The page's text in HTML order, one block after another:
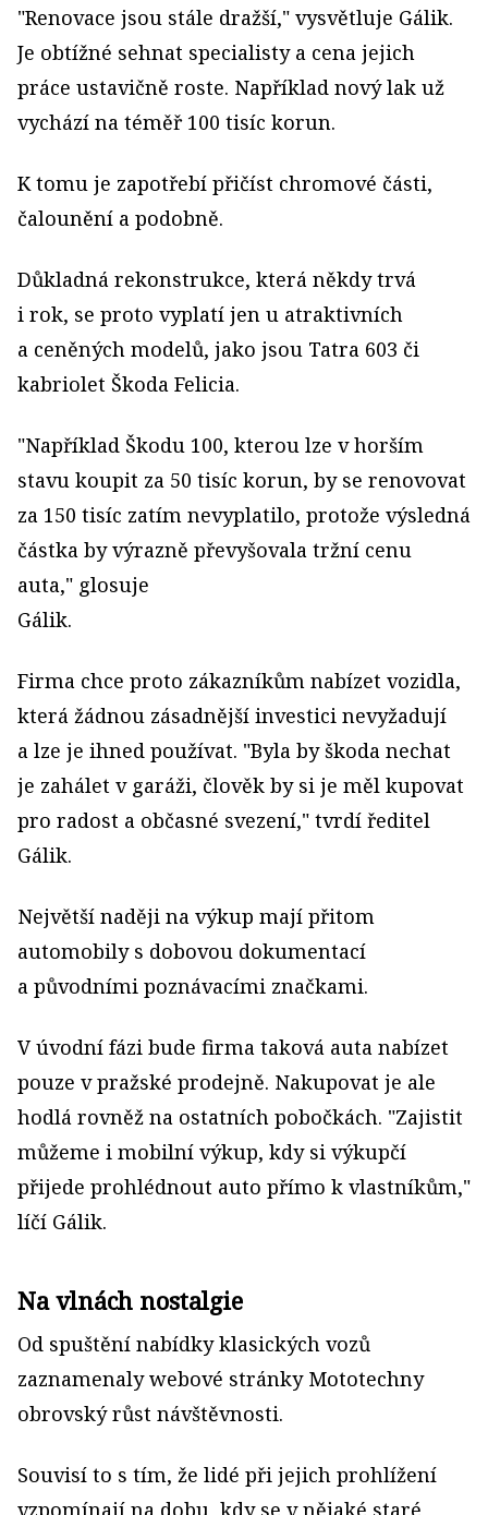
"Renovace jsou stále dražší," vysvětluje Gálik.
Je obtížné sehnat specialisty a cena jejich
práce ustavičně roste. Například nový lak už
vychází na téměř 100 tisíc korun.
K tomu je zapotřebí přičíst chromové části,
čalounění a podobně.
Důkladná rekonstrukce, která někdy trvá
i rok, se proto vyplatí jen u atraktivních
a ceněných modelů, jako jsou Tatra 603 či
kabriolet Škoda Felicia.
"Například Škodu 100, kterou lze v horším
stavu koupit za 50 tisíc korun, by se renovovat
za 150 tisíc zatím nevyplatilo, protože výsledná
částka by výrazně převyšovala tržní cenu
auta," glosuje
Gálik.
Firma chce proto zákazníkům nabízet vozidla,
která žádnou zásadnější investici nevyžadují
a lze je ihned používat. "Byla by škoda nechat
je zahálet v garáži, člověk by si je měl kupovat
pro radost a občasné svezení," tvrdí ředitel
Gálik.
Největší naději na výkup mají přitom
automobily s dobovou dokumentací
a původními poznávacími značkami.
V úvodní fázi bude firma taková auta nabízet
pouze v pražské prodejně. Nakupovat je ale
hodlá rovněž na ostatních pobočkách. "Zajistit
můžeme i mobilní výkup, kdy si výkupčí
přijede prohlédnout auto přímo k vlastníkům,"
líčí Gálik.
Na vlnách nostalgie
Od spuštění nabídky klasických vozů
zaznamenaly webové stránky Mototechny
obrovský růst návštěvnosti.
Souvisí to s tím, že lidé při jejich prohlížení